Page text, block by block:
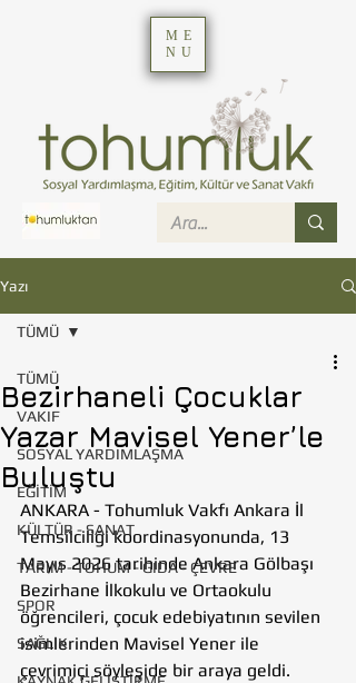
ME
NU
Yazı
TÜMÜ
VAKIF
SOSYAL YARDIMLAŞMA
EĞİTİM
KÜLTÜR - SANAT
TARIM - TOHUM - GIDA - ÇEVRE
SPOR
SAĞLIK
TÜMÜ
Bezirhaneli Çocuklar
Yazar Mavisel Yener’le
Buluştu
ANKARA - Tohumluk Vakfı Ankara İl
Temsilciliği koordinasyonunda, 13
Mayıs 2026 tarihinde Ankara Gölbaşı
Bezirhane İlkokulu ve Ortaokulu
öğrencileri, çocuk edebiyatının sevilen
isimlerinden Mavisel Yener ile
çevrimiçi söyleşide bir araya geldi.